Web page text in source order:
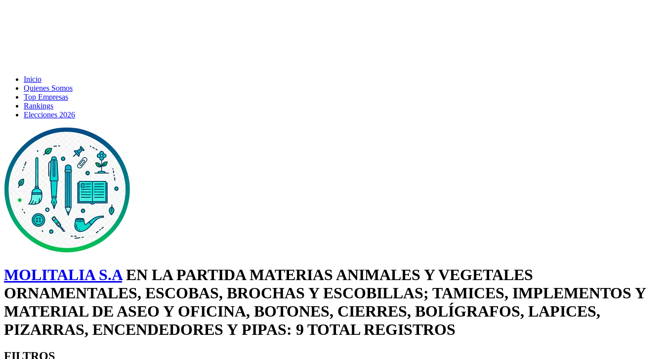
Inicio
Quienes Somos
Top Empresas
Rankings
Elecciones 2026
MOLITALIA S.AEN LA PARTIDA MATERIAS ANIMALES Y VEGETALES
ORNAMENTALES, ESCOBAS, BROCHAS Y ESCOBILLAS; TAMICES, IMPLEMENTOS Y
MATERIAL DE ASEO Y OFICINA, BOTONES, CIERRES, BOLÍGRAFOS, LAPICES,
PIZARRAS, ENCENDEDORES Y PIPAS: 9 TOTAL REGISTROS
FILTROS